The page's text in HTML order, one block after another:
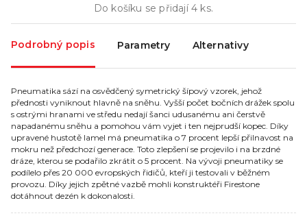
Do košíku se přidají4 ks.
Podrobný popis Parametry Alternativy
Pneumatika sází na osvědčený symetrický šípový vzorek, jehož
přednosti vyniknout hlavně na sněhu. Vyšší počet bočních drážek spolu
s ostrými hranami ve středu nedají šanci udusanému ani čerstvě
napadanému sněhu a pomohou vám vyjet i ten nejprudší kopec. Díky
upravené hustotě lamel má pneumatika o 7 procent lepší přilnavost na
mokru než předchozí generace. Toto zlepšení se projevilo i na brzdné
dráze, kterou se podařilo zkrátit o 5 procent. Na vývoji pneumatiky se
podílelo přes 20 000 evropských řidičů, kteří ji testovali v běžném
provozu. Díky jejich zpětné vazbě mohli konstruktéři Firestone
dotáhnout dezén k dokonalosti.